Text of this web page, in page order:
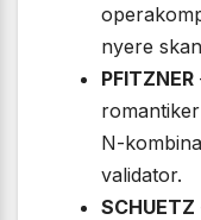
nyere
PFITZNER
N-
validator.
SCHUETZ